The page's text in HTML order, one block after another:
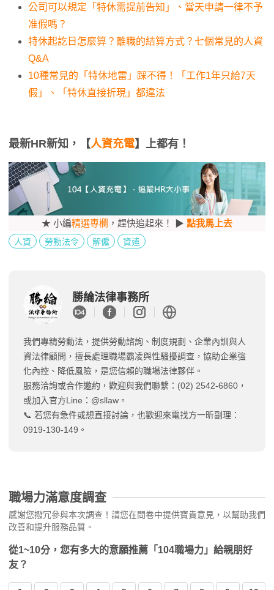
公司可以規定「特休需提前告知」、當天申請一律不予
准假嗎？
特休起訖日怎麼算？離職的結算方式？七個常見的人資
Q&A
10種常見的「特休地雷」踩不得！「工作1年只給7天
假」、「特休直接折現」都違法
最新HR新知，【人資充電】上都有！
★ 小編精選專欄 ，趕快追起來！ ▶ 點我馬上去
人資 勞動法令 解僱 資遣
勝綸法律事務所
我們專精勞動法，提供勞動諮詢、制度規劃、企業內訓與人
資法律顧問，擅長處理職場霸凌與性騷擾調查，協助企業強
化內控、降低風險，是您信賴的職場法律夥伴。
服務洽詢或合作邀約，歡迎與我們聯繫：(02) 2542-6860，
或加入官方Line：@sllaw。
📞 若您有急件或想直接討論，也歡迎來電找方一昕副理：
0919-130-149。
職場力滿意度調查
感謝您撥冗參與本次調查！請您在問卷中提供寶貴意見，以幫助我們
改善和提升服務品質。
從1~10分，您有多大的意願推薦「104職場力」給親朋好
友？